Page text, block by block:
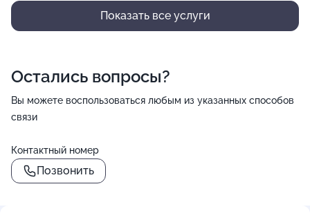
Показать все услуги
Остались вопросы?
Вы можете воспользоваться любым из указанных способов
связи
Контактный номер
Позвонить